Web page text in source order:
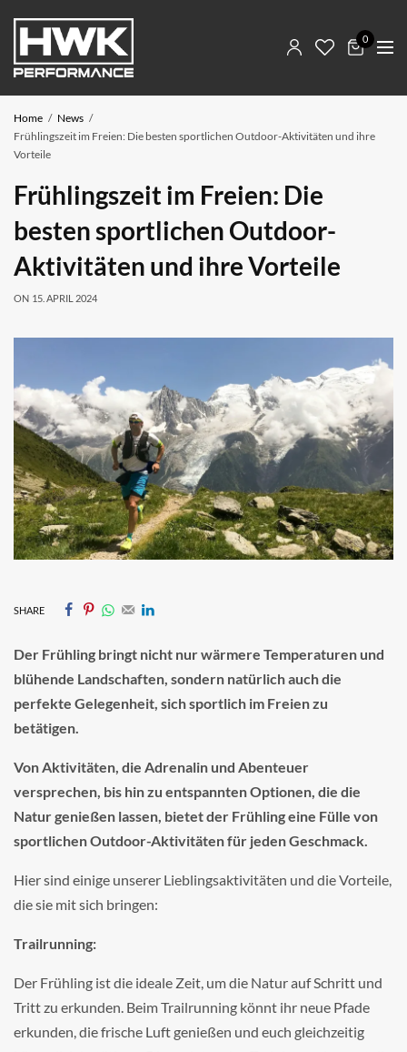
0
Home
News
Frühlingszeit im Freien: Die besten sportlichen Outdoor-Aktivitäten und ihre
Vorteile
Frühlingszeit im Freien: Die
besten sportlichen Outdoor-
Aktivitäten und ihre Vorteile
ON 15. APRIL 2024
SHARE
Der Frühling bringt nicht nur wärmere Temperaturen und
blühende Landschaften, sondern natürlich auch die
perfekte Gelegenheit, sich sportlich im Freien zu
betätigen.
Von Aktivitäten, die Adrenalin und Abenteuer
versprechen, bis hin zu entspannten Optionen, die die
Natur genießen lassen, bietet der Frühling eine Fülle von
sportlichen Outdoor-Aktivitäten für jeden Geschmack.
Hier sind einige unserer Lieblingsaktivitäten und die Vorteile,
die sie mit sich bringen:
Trailrunning:
Der Frühling ist die ideale Zeit, um die Natur auf Schritt und
Tritt zu erkunden. Beim Trailrunning könnt ihr neue Pfade
erkunden, die frische Luft genießen und euch gleichzeitig